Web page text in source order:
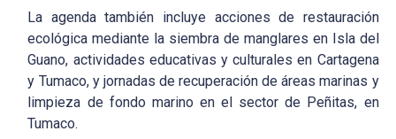
La agenda también incluye acciones de restauración
ecológica mediante la siembra de manglares en Isla del
Guano, actividades educativas y culturales en Cartagena
y Tumaco, y jornadas de recuperación de áreas marinas y
limpieza de fondo marino en el sector de Peñitas, en
Tumaco.